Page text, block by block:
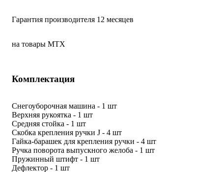
Гарантия производителя 12 месяцев
на товары MTX
Комплектация
Снегоуборочная машина - 1 шт
Верхняя рукоятка - 1 шт
Средняя стойка - 1 шт
Скобка крепления ручки J - 4 шт
Гайка-барашек для крепления ручки - 4 шт
Ручка поворота выпускного желоба - 1 шт
Пружинный штифт - 1 шт
Дефлектор - 1 шт